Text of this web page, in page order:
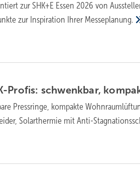
zur SHK+E Essen 2026 von
zur In­spi­ra­ti­on Ihrer Messe­pla­nung.
Profis: schwenk­bar,
Pressringe, kompakte
Solar­thermie mitAnti-